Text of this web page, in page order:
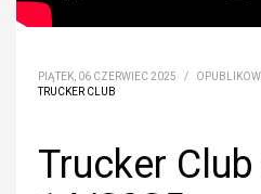
PIĄTEK, 06 CZERWIEC 2025 /
TRUCKER CLUB
Trucker Club